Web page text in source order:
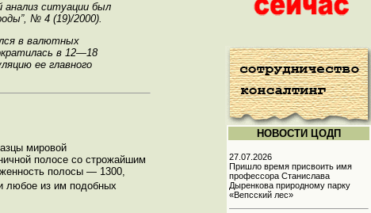
ситуации был
№ 4 (19)/2000).
в валютных
в 12—18
ее главного
мировой
полосе со строжайшим
полосы — 1300,
любое из им подобных
НОВОСТИ ЦОДП
27.07.2026
Пришло время присвоить имя
профессора Станислава
Дыренкова природному парку
«Вепсский лес»